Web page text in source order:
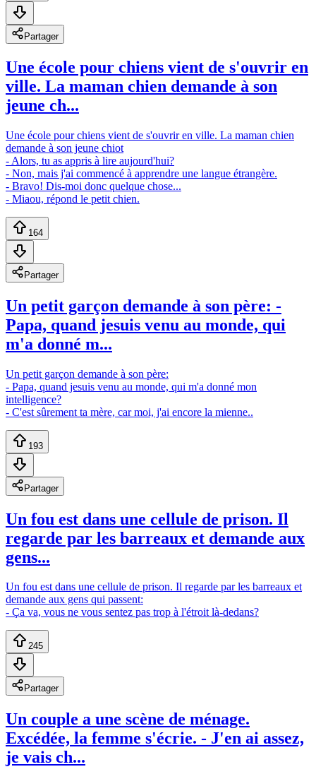
Partager
Une école pour chiens vient de s'ouvrir en
ville. La maman chien demande à son
jeune ch...
Une école pour chiens vient de s'ouvrir en ville. La maman chien
demande à son jeune chiot
- Alors, tu as appris à lire aujourd'hui?
- Non, mais j'ai commencé à apprendre une langue étrangère.
- Bravo! Dis-moi donc quelque chose...
- Miaou, répond le petit chien.
164
Partager
Un petit garçon demande à son père: -
Papa, quand jesuis venu au monde, qui
m'a donné m...
Un petit garçon demande à son père:
- Papa, quand jesuis venu au monde, qui m'a donné mon
intelligence?
- C'est sûrement ta mère, car moi, j'ai encore la mienne..
193
Partager
Un fou est dans une cellule de prison. Il
regarde par les barreaux et demande aux
gens...
Un fou est dans une cellule de prison. Il regarde par les barreaux et
demande aux gens qui passent:
- Ça va, vous ne vous sentez pas trop à l'étroit là-dedans?
245
Partager
Un couple a une scène de ménage.
Excédée, la femme s'écrie. - J'en ai assez,
je vais ch...